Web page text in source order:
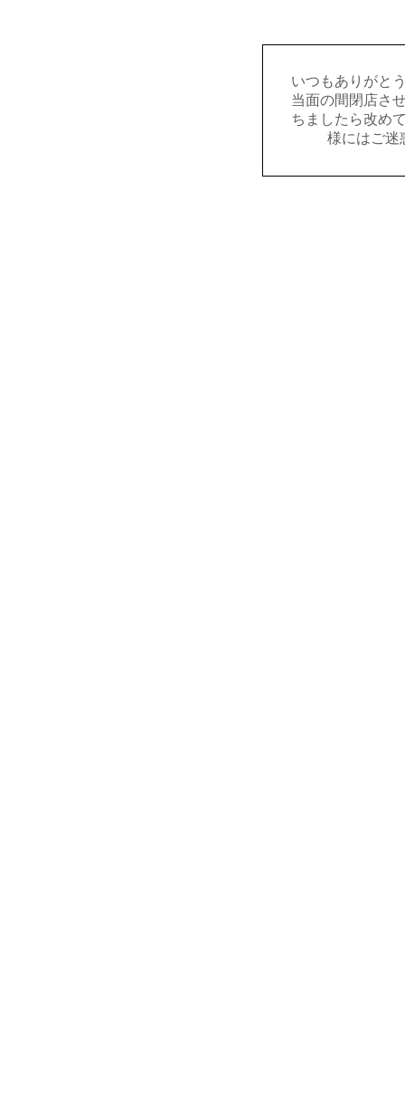
いつもありがと
当面の間閉店さ
ちましたら改め
様にはご迷